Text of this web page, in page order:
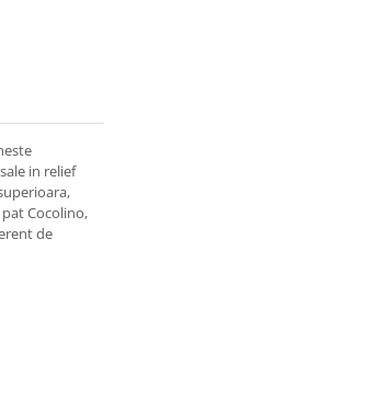
in relief
Cocolino,
de